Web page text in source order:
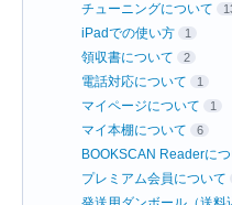
チューニングについて
iPadでの使い方 1
領収書について 2
電話対応について 1
マイページについて 1
マイ本棚について 6
BOOKSCAN Readerに
プレミアム会員について